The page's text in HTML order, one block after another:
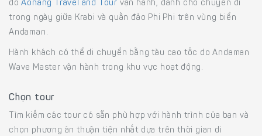
doAonang Travel and Tour vận hành, dành cho chuyến đi
trong ngày giữa Krabi và quần đảo Phi Phi trên vùng biển
Andaman.
Hành khách có thể di chuyển bằng tàu cao tốc do Andaman
Wave Master vận hành trong khu vực hoạt động.
Chọn tour
Tìm kiếm các tour có sẵn phù hợp với hành trình của bạn và
chọn phương án thuận tiện nhất dựa trên thời gian di